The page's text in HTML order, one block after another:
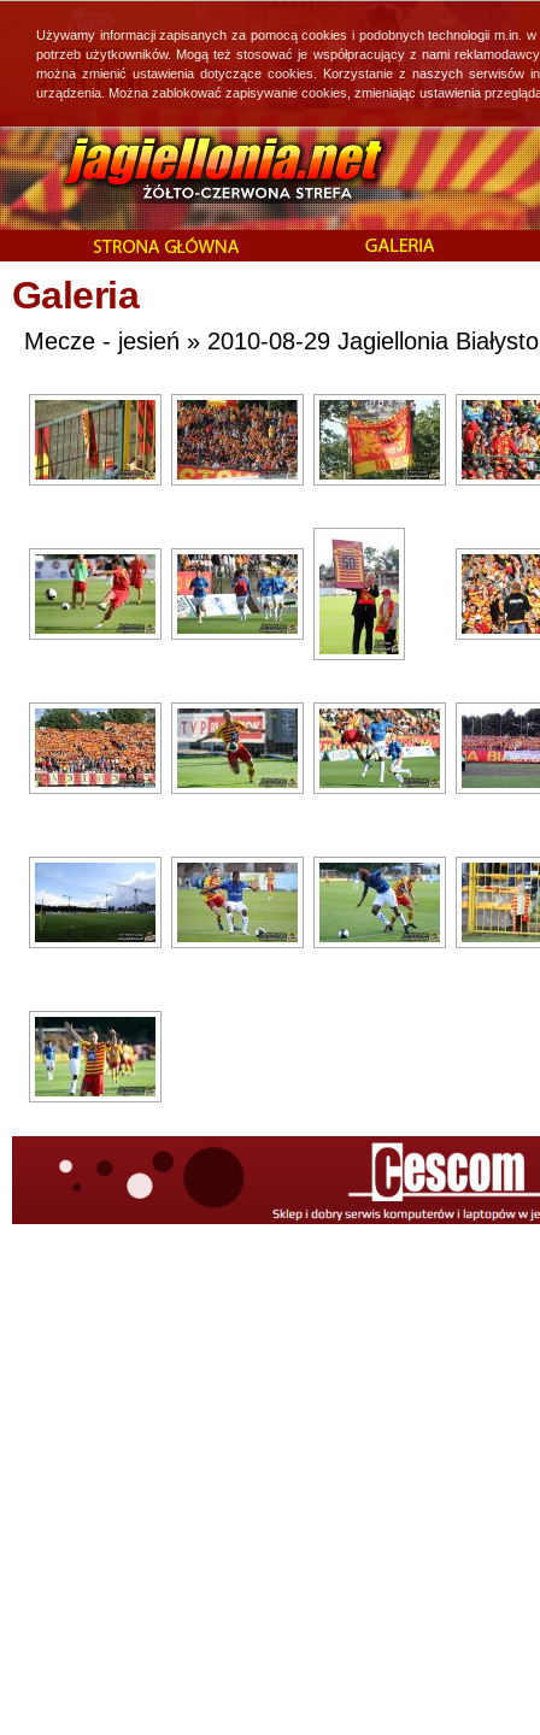
Galeria
Mecze - jesień » 2010-08-29 Jagiellonia
Używamy informacji zapisanych za pomocą cookies i podobnych technologii
potrzeb użytkowników. Mogą też stosować je współpracujący z nami
można zmienić ustawienia dotyczące cookies. Korzystanie z naszych
urządzenia. Można zablokować zapisywanie cookies, zmieniając ustawienia